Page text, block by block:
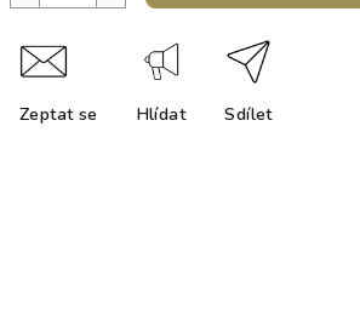
Zeptat se Hlídat Sdílet